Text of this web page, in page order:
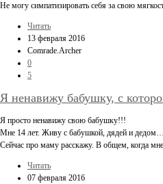
Не могу симпатизировать себя за свою
Читать
13 февраля 2016
Comrade.Archer
0
5
Я ненавижу бабушку, с
Я просто ненавижу свою бабушку!!!
Мне 14 лет. Живу с бабушкой, дядей и дедом…
Сейчас про маму расскажу. В общем, когда
Читать
07 февраля 2016